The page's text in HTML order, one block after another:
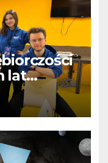
lat